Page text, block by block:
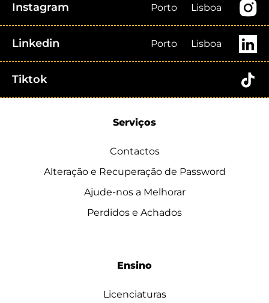
Instagram Porto Lisboa
Linkedin Porto Lisboa
Tiktok
Serviços
Contactos
Alteração e Recuperação de Password
Ajude-nos a Melhorar
Perdidos e Achados
Ensino
Licenciaturas